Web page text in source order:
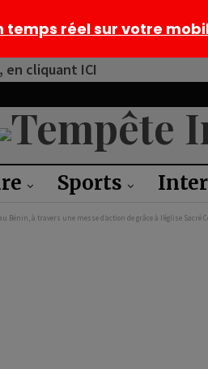
en cliquant ICI
Sports
à travers une messe d’action de grâce à l’église Sacré
temps réel sur votre